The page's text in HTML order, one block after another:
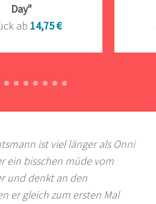
Day"
ab 14,75 €
ist viel länger als Onni
ein bisschen müde vom
und denkt an den
er gleich zum ersten Mal